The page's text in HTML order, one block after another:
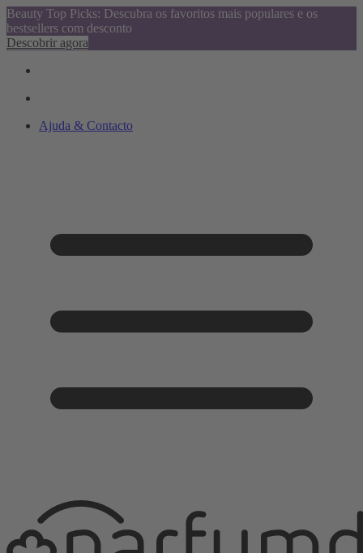
Beauty Top Picks: Descubra os favoritos mais populares e os
bestsellers com desconto
Descobrir agora
Ajuda & Contacto